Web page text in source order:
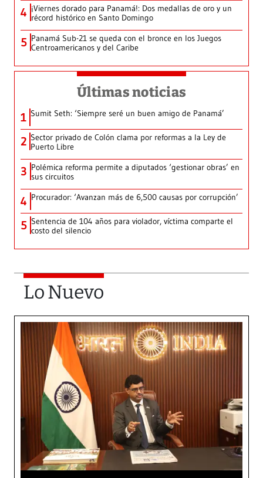
4 ¡Viernes dorado para Panamá!: Dos medallas de oro y un
récord histórico en Santo Domingo
5 Panamá Sub-21 se queda con el bronce en los Juegos
Centroamericanos y del Caribe
Últimas noticias
1 Sumit Seth: ‘Siempre seré un buen amigo de Panamá’
2 Sector privado de Colón clama por reformas a la Ley de
Puerto Libre
3 Polémica reforma permite a diputados ‘gestionar obras’ en
sus circuitos
4 Procurador: ‘Avanzan más de 6,500 causas por corrupción’
5 Sentencia de 104 años para violador, víctima comparte el
costo del silencio
Lo Nuevo